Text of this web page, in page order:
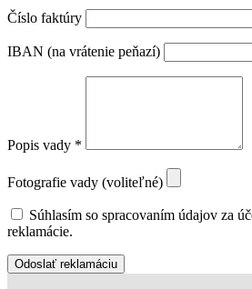
Číslo faktúry
IBAN (na vrátenie peňazí)
Popis vady *
Fotografie vady (voliteľné)
Súhlasím so spracovaním údajov za
reklamácie.
Odoslať reklamáciu